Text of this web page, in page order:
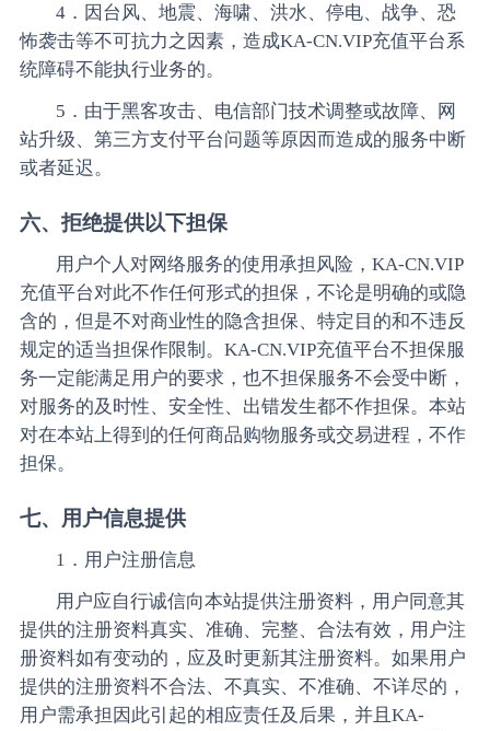
4．因台风、地震、海啸、洪水、停电、战争、恐
怖袭击等不可抗力之因素，造成KA-CN.VIP充值平台系
统障碍不能执行业务的。
5．由于黑客攻击、电信部门技术调整或故障、网
站升级、第三方支付平台问题等原因而造成的服务中断
或者延迟。
六、拒绝提供以下担保
用户个人对网络服务的使用承担风险，KA-CN.VIP
充值平台对此不作任何形式的担保，不论是明确的或隐
含的，但是不对商业性的隐含担保、特定目的和不违反
规定的适当担保作限制。KA-CN.VIP充值平台不担保服
务一定能满足用户的要求，也不担保服务不会受中断，
对服务的及时性、安全性、出错发生都不作担保。本站
对在本站上得到的任何商品购物服务或交易进程，不作
担保。
七、用户信息提供
1．用户注册信息
用户应自行诚信向本站提供注册资料，用户同意其
提供的注册资料真实、准确、完整、合法有效，用户注
册资料如有变动的，应及时更新其注册资料。如果用户
提供的注册资料不合法、不真实、不准确、不详尽的，
用户需承担因此引起的相应责任及后果，并且KA-